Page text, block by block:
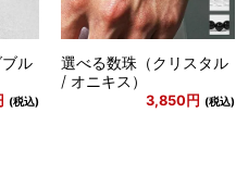
ル
(税込)
選べる数珠（クリスタル
/ オニキス）
3,850円 (税込)